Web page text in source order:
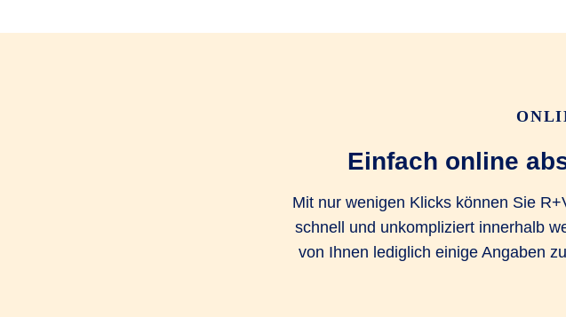
Einfach online
Mit nur wenigen Klicks können Sie
schnell und unkompliziert innerhalb
von Ihnen lediglich einige Angaben